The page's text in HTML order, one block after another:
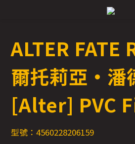
ALTER FATE
爾托莉亞·潘
[Alter] PVC
型號：4560228206159